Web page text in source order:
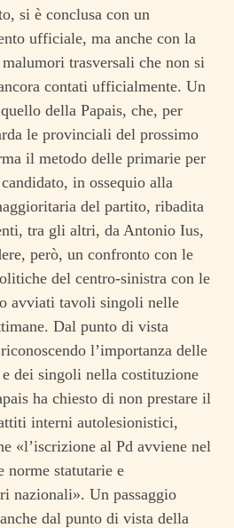
si è conclusa con un
ufficiale, ma anche con la
trasversali che non si
contati ufficialmente. Un
della Papais, che, per
le provinciali del prossimo
il metodo delle primarie per
in ossequio alla
del partito, ribadita
tra gli altri, da Antonio Ius,
però, un confronto con le
del centro-sinistra con le
avviati tavoli singoli nelle
Dal punto di vista
l’importanza delle
dei singoli nella costituzione
ha chiesto di non prestare il
interni autolesionistici,
«l’iscrizione al Pd avviene nel
norme statutarie e
nazionali». Un passaggio
dal punto di vista della